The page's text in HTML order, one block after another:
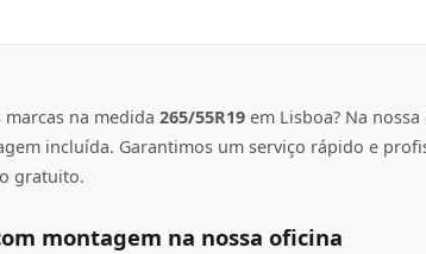
na medida 265/55R19 em Lisboa? Na
incluída. Garantimos um serviço rápido e
gratuito.
montagem na nossa oficina